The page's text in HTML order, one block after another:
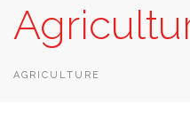
GRILLE DES
EMISSIONS / PODCASTS
AGRICULTURE